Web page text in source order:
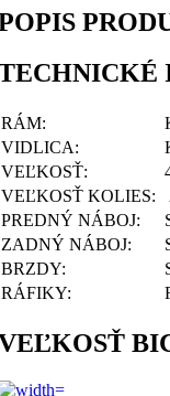
RÁM:
VIDLICA:
VEĽKOSŤ:
VEĽKOSŤ KOLIES:
PREDNÝ NÁBOJ:
ZADNÝ NÁBOJ:
BRZDY:
RÁFIKY: